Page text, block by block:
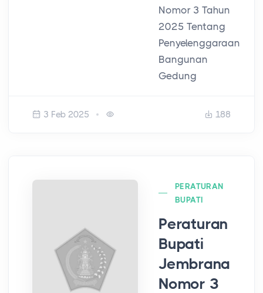
Nomor 3 Tahun
2025 Tentang
Penyelenggaraan
Bangunan
Gedung
3 Feb 2025 188
PERATURAN
BUPATI
Peraturan
Bupati
Jembrana
Nomor 3